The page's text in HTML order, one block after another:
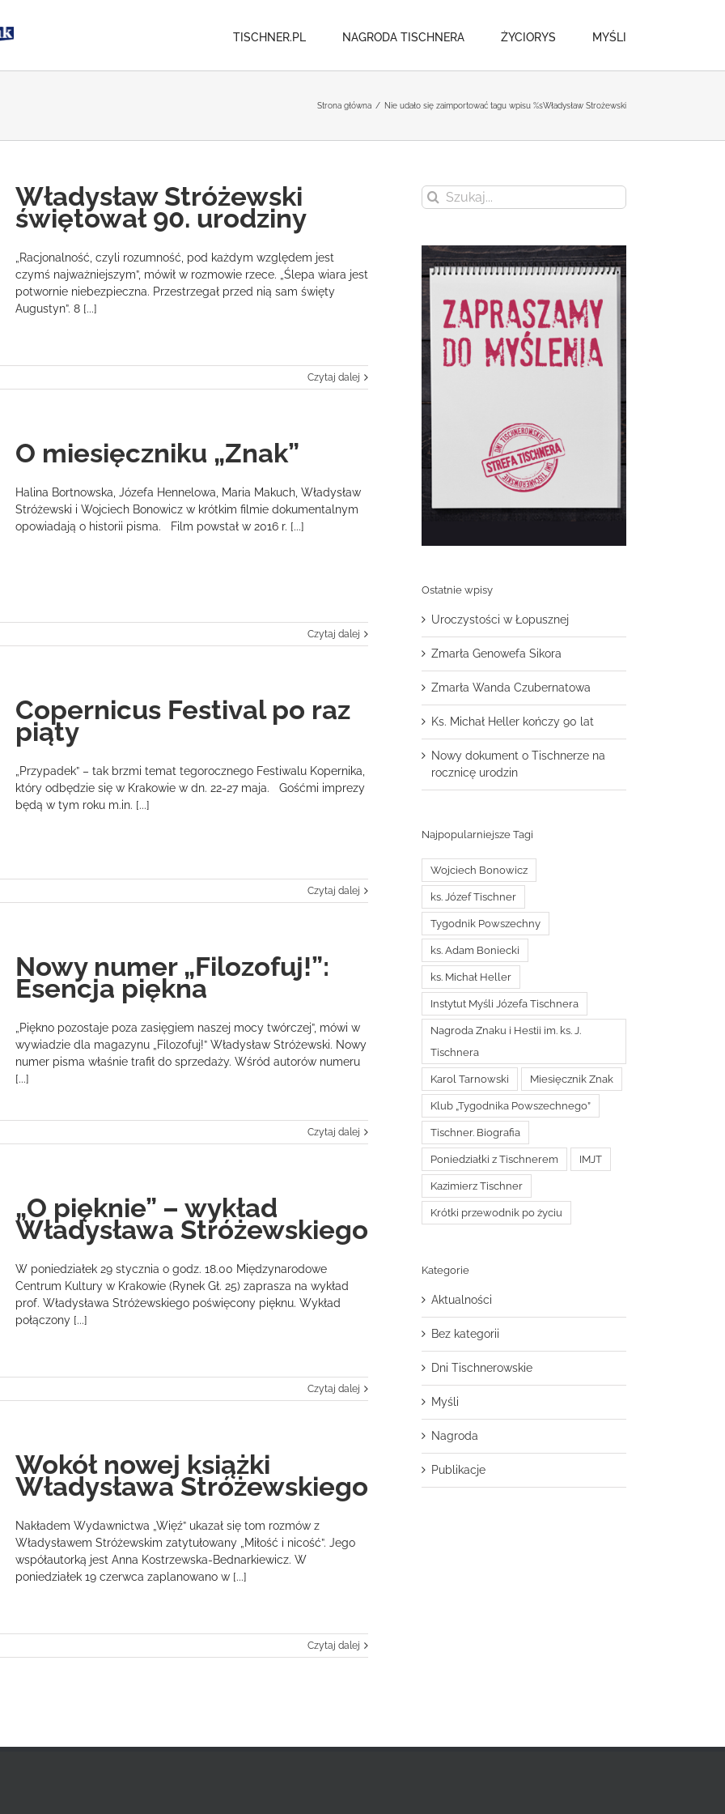
TISCHNER.PL NAGRODA TISCHNERA ŻYCIORYS MYŚLI
Strona główna / Nie udało się zaimportować tagu wpisu %sWładysław Strożewski
Władysław Stróżewski
świętował 90. urodziny
„Racjonalność, czyli rozumność, pod każdym względem jest
czymś najważniejszym”, mówił w rozmowie rzece. „Ślepa wiara jest
potwornie niebezpieczna. Przestrzegał przed nią sam święty
Augustyn”. 8 [...]
Czytaj dalej
O miesięczniku „Znak”
Halina Bortnowska, Józefa Hennelowa, Maria Makuch, Władysław
Stróżewski i Wojciech Bonowicz w krótkim filmie dokumentalnym
opowiadają o historii pisma. Film powstał w 2016 r. [...]
Czytaj dalej
Copernicus Festival po raz
piąty
„Przypadek” – tak brzmi temat tegorocznego Festiwalu Kopernika,
który odbędzie się w Krakowie w dn. 22-27 maja. Gośćmi imprezy
będą w tym roku m.in. [...]
Czytaj dalej
Nowy numer „Filozofuj!”:
Esencja piękna
„Piękno pozostaje poza zasięgiem naszej mocy twórczej”, mówi w
wywiadzie dla magazynu „Filozofuj!” Władysław Stróżewski. Nowy
numer pisma właśnie trafił do sprzedaży. Wśród autorów numeru
[...]
Czytaj dalej
„O pięknie” – wykład
Władysława Stróżewskiego
W poniedziałek 29 stycznia o godz. 18.00 Międzynarodowe
Centrum Kultury w Krakowie (Rynek Gł. 25) zaprasza na wykład
prof. Władysława Stróżewskiego poświęcony pięknu. Wykład
połączony [...]
Czytaj dalej
Wokół nowej książki
Władysława Stróżewskiego
Nakładem Wydawnictwa „Więź” ukazał się tom rozmów z
Władysławem Stróżewskim zatytułowany „Miłość i nicość”. Jego
współautorką jest Anna Kostrzewska-Bednarkiewicz. W
poniedziałek 19 czerwca zaplanowano w [...]
Czytaj dalej
Szukaj
Ostatnie wpisy
Uroczystości w Łopusznej
Zmarła Genowefa Sikora
Zmarła Wanda Czubernatowa
Ks. Michał Heller kończy 90 lat
Nowy dokument o Tischnerze na
rocznicę urodzin
Najpopularniejsze Tagi
Wojciech Bonowicz
ks. Józef Tischner
Tygodnik Powszechny
ks. Adam Boniecki
ks. Michał Heller
Instytut Myśli Józefa Tischnera
Nagroda Znaku i Hestii im. ks. J.
Tischnera
Karol Tarnowski Miesięcznik Znak
Klub „Tygodnika Powszechnego”
Tischner. Biografia
Poniedziałki z Tischnerem IMJT
Kazimierz Tischner
Krótki przewodnik po życiu
Kategorie
Aktualności
Bez kategorii
Dni Tischnerowskie
Myśli
Nagroda
Publikacje